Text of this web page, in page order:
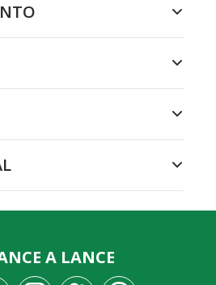
A LANCE